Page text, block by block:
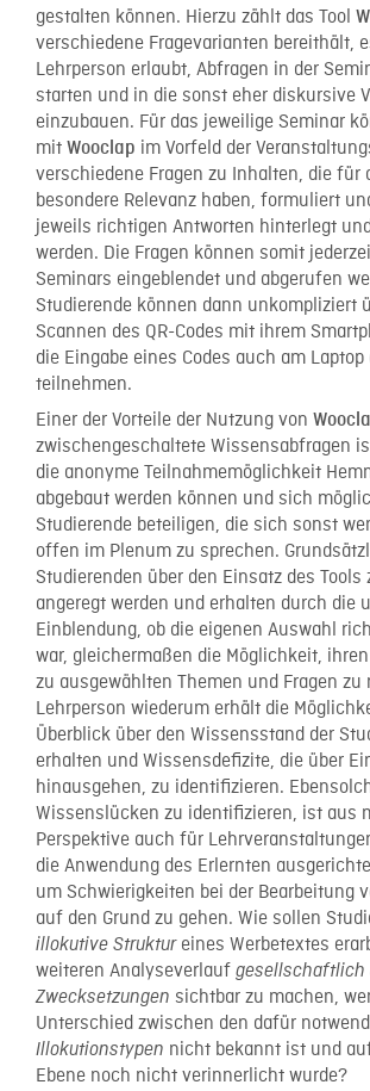
gestalten können. Hierzu zählt das Tool
verschiedene Fragevarianten bereithält,
Lehrperson erlaubt, Abfragen in der
starten und in die sonst eher diskursive
einzubauen. Für das jeweilige Seminar
mit Wooclap im Vorfeld der
verschiedene Fragen zu Inhalten, die für
besondere Relevanz haben, formuliert
jeweils richtigen Antworten hinterlegt
werden. Die Fragen können somit
Seminars eingeblendet und abgerufen
Studierende können dann unkompliziert
Scannen des QR-Codes mit ihrem
die Eingabe eines Codes auch am
teilnehmen.
Einer der Vorteile der Nutzung von
zwischengeschaltete Wissensabfragen
die anonyme Teilnahmemöglichkeit
abgebaut werden können und sich
Studierende beteiligen, die sich sonst
offen im Plenum zu sprechen.
Studierenden über den Einsatz des Tools
angeregt werden und erhalten durch die
Einblendung, ob die eigenen Auswahl
war, gleichermaßen die Möglichkeit,
zu ausgewählten Themen und Fragen zu
Lehrperson wiederum erhält die
Überblick über den Wissensstand der
erhalten und Wissensdefizite, die über
hinausgehen, zu identifizieren.
Wissenslücken zu identifizieren, ist aus
Perspektive auch für
die Anwendung des Erlernten
um Schwierigkeiten bei der Bearbeitung
auf den Grund zu gehen. Wie sollen
illokutive Struktureines Werbetextes
weiteren Analyseverlauf gesellschaftlich
Zwecksetzungen sichtbar zu machen,
Unterschied zwischen den dafür
Illokutionstypen nicht bekannt ist und
Ebene noch nicht verinnerlicht wurde?